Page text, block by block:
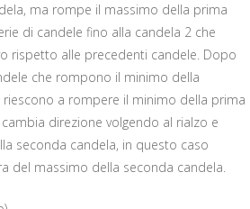
ma rompe il massimo della prima
di candele fino alla candela 2 che
rispetto alle precedenti candele. Dopo
che rompono il minimo della
a rompere il minimo della prima
direzione volgendo al rialzo e
seconda candela, in questo caso
del massimo della seconda candela.